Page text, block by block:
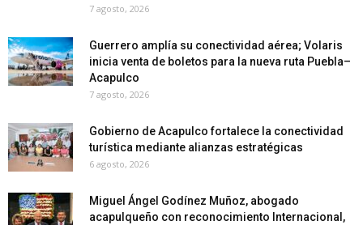
7 agosto, 2026
Guerrero amplía su conectividad aérea; Volaris
inicia venta de boletos para la nueva ruta Puebla–
Acapulco
7 agosto, 2026
Gobierno de Acapulco fortalece la conectividad
turística mediante alianzas estratégicas
6 agosto, 2026
Miguel Ángel Godínez Muñoz, abogado
acapulqueño con reconocimiento Internacional,